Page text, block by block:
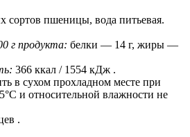
сортов пшеницы, вода питьевая.
г продукта: белки — 14 г, жиры —
366 ккал / 1554 кДж .
в сухом прохладном месте при
и относительной влажности не
.